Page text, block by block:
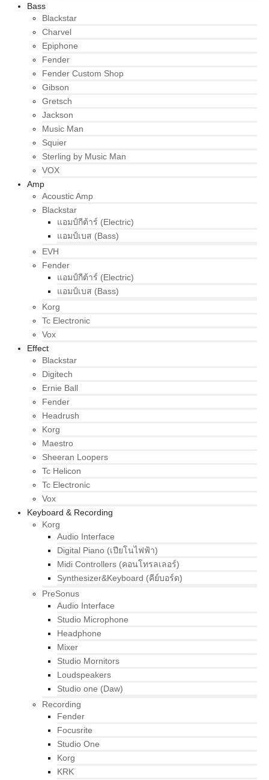
Bass
Blackstar
Charvel
Epiphone
Fender
Fender Custom Shop
Gibson
Gretsch
Jackson
Music Man
Squier
Sterling by Music Man
VOX
Amp
Acoustic Amp
Blackstar
แอมป์กีต้าร์ (Electric)
แอมป์เบส (Bass)
EVH
Fender
แอมป์กีต้าร์ (Electric)
แอมป์เบส (Bass)
Korg
Tc Electronic
Vox
Effect
Blackstar
Digitech
Ernie Ball
Fender
Headrush
Korg
Maestro
Sheeran Loopers
Tc Helicon
Tc Electronic
Vox
Keyboard & Recording
Korg
Audio Interface
Digital Piano (เปียโนไฟฟ้า)
Midi Controllers (คอนโทรลเลอร์)
Synthesizer&Keyboard (คีย์บอร์ด)
PreSonus
Audio Interface
Studio Microphone
Headphone
Mixer
Studio Mornitors
Loudspeakers
Studio one (Daw)
Recording
Fender
Focusrite
Studio One
Korg
KRK